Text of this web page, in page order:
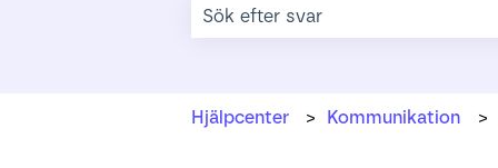
Hjälpcenter Kommunikation